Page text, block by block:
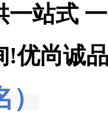
一站式
!优尚诚